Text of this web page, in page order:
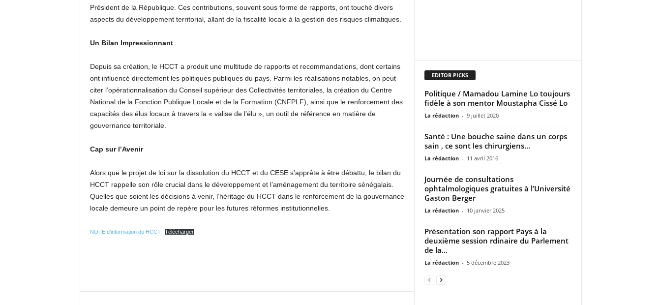
Président de la République. Ces contributions, souvent sous forme de rapports, ont touché divers
aspects du développement territorial, allant de la fiscalité locale à la gestion des risques climatiques.
Un Bilan Impressionnant
Depuis sa création, le HCCT a produit une multitude de rapports et recommandations, dont certains
ont influencé directement les politiques publiques du pays. Parmi les réalisations notables, on peut
citer l’opérationnalisation du Conseil supérieur des Collectivités territoriales, la création du Centre
National de la Fonction Publique Locale et de la Formation (CNFPLF), ainsi que le renforcement des
capacités des élus locaux à travers la « valise de l’élu », un outil de référence en matière de
gouvernance territoriale.
Cap sur l’Avenir
Alors que le projet de loi sur la dissolution du HCCT et du CESE s’apprête à être débattu, le bilan du
HCCT rappelle son rôle crucial dans le développement et l’aménagement du territoire sénégalais.
Quelles que soient les décisions à venir, l’héritage du HCCT dans le renforcement de la gouvernance
locale demeure un point de repère pour les futures réformes institutionnelles.
NOTE d’information du HCCT Télécharger
EDITOR PICKS
Politique / Mamadou Lamine Lo toujours
fidèle à son mentor Moustapha Cissé Lo
La rédaction - 9 juillet 2020
Santé : Une bouche saine dans un corps
sain , ce sont les chirurgiens...
La rédaction - 11 avril 2016
Journée de consultations
ophtalmologiques gratuites à l’Université
Gaston Berger
La rédaction - 10 janvier 2025
Présentation son rapport Pays à la
deuxième session rdinaire du Parlement
de la...
La rédaction - 5 décembre 2023